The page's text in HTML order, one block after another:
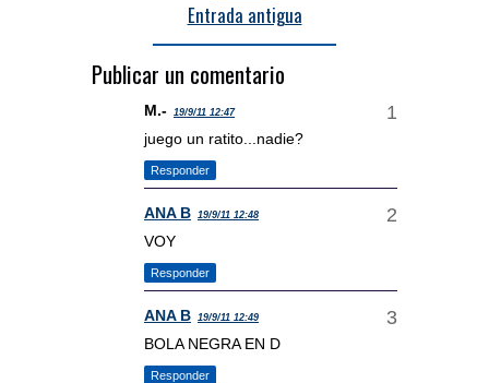
Entrada antigua
Publicar un comentario
M.- 19/9/11 12:47
juego un ratito...nadie?
Responder
ANA B 19/9/11 12:48
VOY
Responder
ANA B 19/9/11 12:49
BOLA NEGRA EN D
Responder